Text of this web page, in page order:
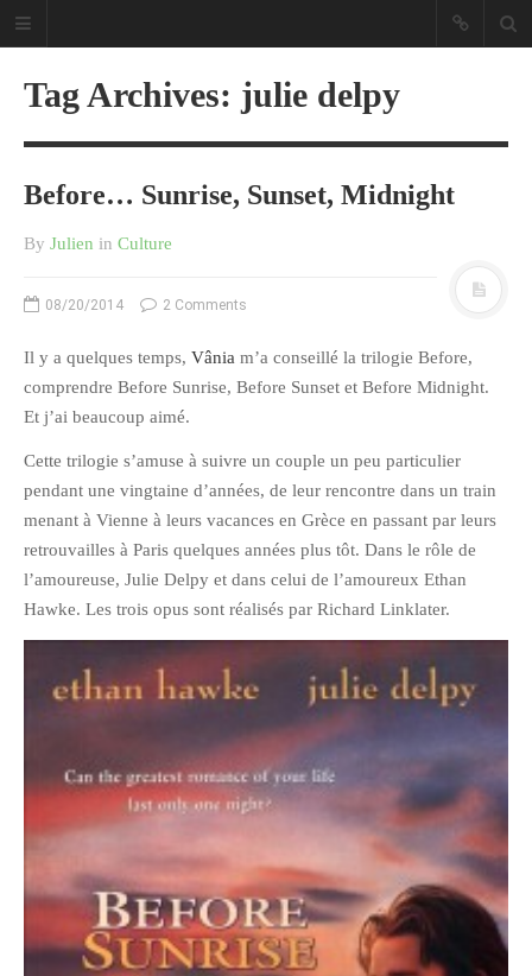
Ailleurs
Créa
Culture
Ma Vie.com
Miaaam!
Pendant Ce Temps À Véra Cruz
Q.E.M
Vendredi Cinéma
Tag Archives: julie delpy
Before… Sunrise, Sunset, Midnight
By Julien in Culture
08/20/2014 2 Comments
Il y a quelques temps, Vânia m’a conseillé la trilogie Before,
comprendre Before Sunrise, Before Sunset et Before Midnight.
Et j’ai beaucoup aimé.
Cette trilogie s’amuse à suivre un couple un peu particulier
pendant une vingtaine d’années, de leur rencontre dans un train
menant à Vienne à leurs vacances en Grèce en passant par leurs
retrouvailles à Paris quelques années plus tôt. Dans le rôle de
l’amoureuse, Julie Delpy et dans celui de l’amoureux Ethan
Hawke. Les trois opus sont réalisés par Richard Linklater.